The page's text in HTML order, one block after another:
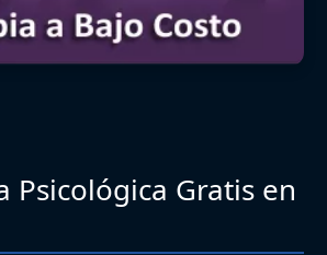
Psicológica Gratis en